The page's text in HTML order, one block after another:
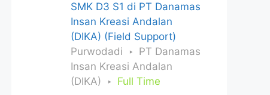
SMK D3 S1 di PT Danamas
Insan Kreasi Andalan
(DIKA) (Field Support)
Purwodadi
PT Danamas
Insan Kreasi Andalan
(DIKA)
Full Time